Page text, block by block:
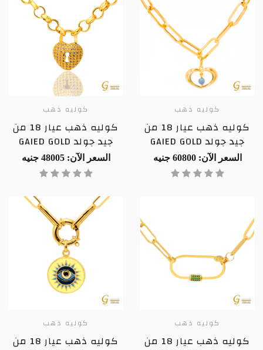
كوليه ذهب
كوليه ذهب عيار 18 من
جيد جولد GAIED GOLD
السعر الآن: 60800 جنيه
كوليه ذهب
كوليه ذهب عيار 18 من
جيد جولد GAIED GOLD
السعر الآن: 48005 جنيه
كوليه ذهب
كوليه ذهب عيار 18 من
كوليه ذهب
كوليه ذهب عيار 18 من